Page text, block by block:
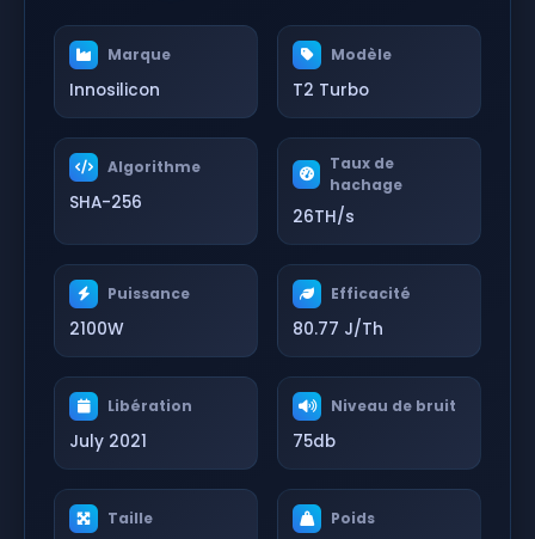
Marque
Innosilicon
Modèle
T2 Turbo
Algorithme
SHA-256
Taux de
hachage
26TH/s
Puissance
2100W
Efficacité
80.77 J/Th
Libération
July 2021
Niveau de bruit
75db
Taille Poids